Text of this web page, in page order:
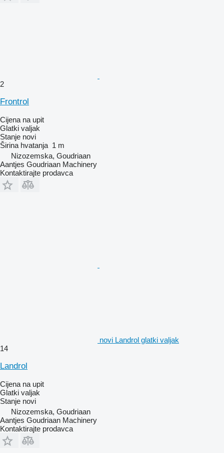
2
Frontrol
Cijena na upit
Glatki valjak
Stanje novi
Širina hvatanja 1 m
Nizozemska, Goudriaan
Aantjes Goudriaan Machinery
Kontaktirajte prodavca
novi Landrol glatki valjak
14
Landrol
Cijena na upit
Glatki valjak
Stanje novi
Nizozemska, Goudriaan
Aantjes Goudriaan Machinery
Kontaktirajte prodavca